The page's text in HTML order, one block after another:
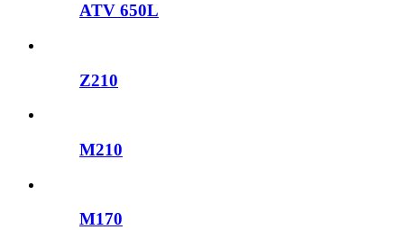
ATV 650L
Z210
M210
M170